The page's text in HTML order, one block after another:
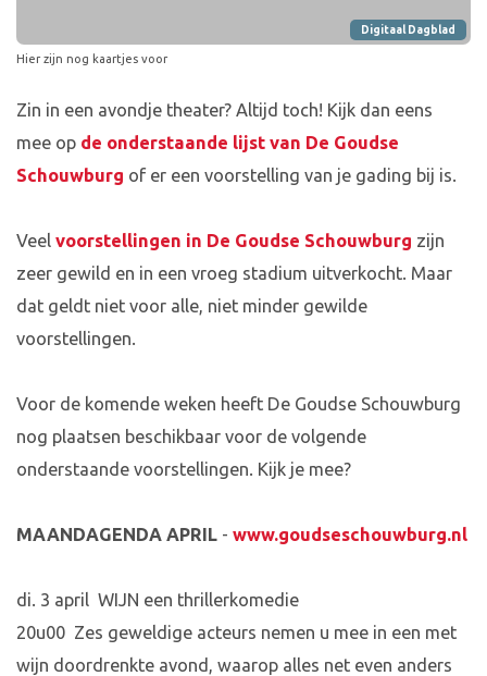
Digitaal Dagblad
Hier zijn nog kaartjes voor
Zin in een avondje theater? Altijd toch! Kijk dan eens
mee op de onderstaande lijst van De Goudse
Schouwburg of er een voorstelling van je gading bij is.
Veel voorstellingen in De Goudse Schouwburg zijn
zeer gewild en in een vroeg stadium uitverkocht. Maar
dat geldt niet voor alle, niet minder gewilde
voorstellingen.
Voor de komende weken heeft De Goudse Schouwburg
nog plaatsen beschikbaar voor de volgende
onderstaande voorstellingen. Kijk je mee?
MAANDAGENDA APRIL - www.goudseschouwburg.nl
di. 3 april WIJN een thrillerkomedie
20u00 Zes geweldige acteurs nemen u mee in een met
wijn doordrenkte avond, waarop alles net even anders